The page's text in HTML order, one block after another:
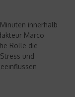
innerhalb
Marco
Rolle die
und